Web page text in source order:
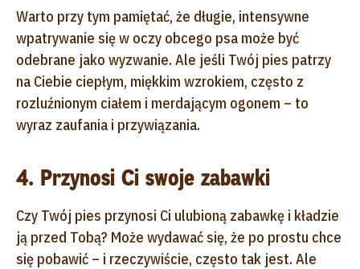
Warto przy tym pamiętać, że długie, intensywne
wpatrywanie się w oczy obcego psa może być
odebrane jako wyzwanie. Ale jeśli Twój pies patrzy
na Ciebie ciepłym, miękkim wzrokiem, często z
rozluźnionym ciałem i merdającym ogonem – to
wyraz zaufania i przywiązania.
4. Przynosi Ci swoje zabawki
Czy Twój pies przynosi Ci ulubioną zabawkę i kładzie
ją przed Tobą? Może wydawać się, że po prostu chce
się pobawić – i rzeczywiście, często tak jest. Ale